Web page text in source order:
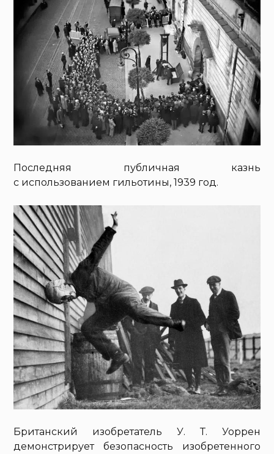
Последняя публичная казнь
с использованием гильотины, 1939 год.
Британский изобретатель У. Т. Уоррен
демонстрирует безопасность изобретенного